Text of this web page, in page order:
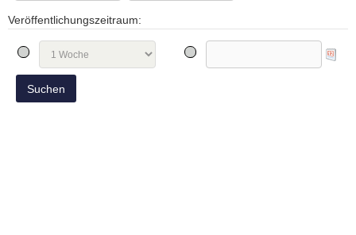
Veröffentlichungszeitraum: